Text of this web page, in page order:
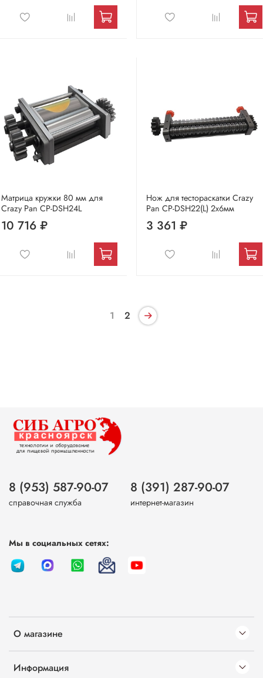
Матрица кружки 80 мм для
Crazy Pan CP-DSH24L
10 716 ₽
Нож для тестораскатки Crazy
Pan CP-DSH22(L) 2х6мм
3 361 ₽
1 2
О магазине
Информация
8 (953) 587-90-07
справочная служба
8 (391) 287-90-07
интернет-магазин
Мы в социальных сетях: